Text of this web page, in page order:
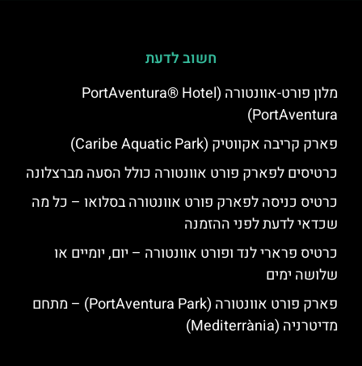
חשוב לדעת
מלון פורט-אוונטורה (PortAventura® Hotel
PortAventura)
פארק קריבה אקווטיק (Caribe Aquatic Park)
כרטיסים לפארק פורט אוונטורה כולל הסעה מברצלונה
כרטיס כניסה לפארק פורט אוונטורה בסלואו – כל מה
שכדאי לדעת לפני ההזמנה
כרטיס פרארי לנד ופורט אוונטורה – יום, יומיים או
שלושה ימים
פארק פורט אוונטורה (PortAventura Park) – מתחם
מדיטרניה (Mediterrània)